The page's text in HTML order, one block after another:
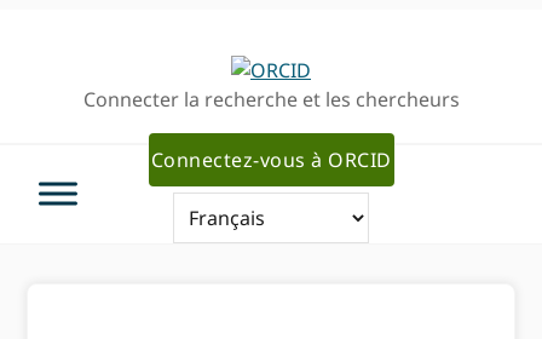
navigationConnecter la recherche et les chercheurs
Connectez-vous à ORCID